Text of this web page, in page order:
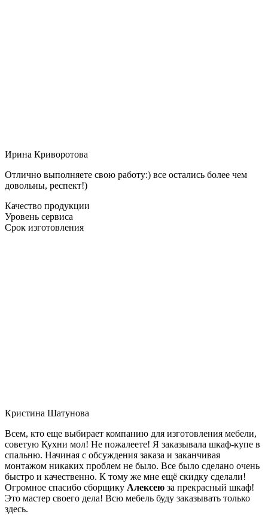
Ирина Криворотова
Отлично выполняете свою работу:) все остались более чем
довольны, респект!)
Качество продукции
Уровень сервиса
Срок изготовления
Кристина Шатунова
Всем, кто еще выбирает компанию для изготовления мебели,
советую Кухни мол! Не пожалеете! Я заказывала шкаф-купе в
спальню. Начиная с обсуждения заказа и заканчивая
монтажом никаких проблем не было. Все было сделано очень
быстро и качественно. К тому же мне ещё скидку сделали!
Огромное спасибо сборщику Алексею за прекрасный шкаф!
Это мастер своего дела! Всю мебель буду заказывать только
здесь.